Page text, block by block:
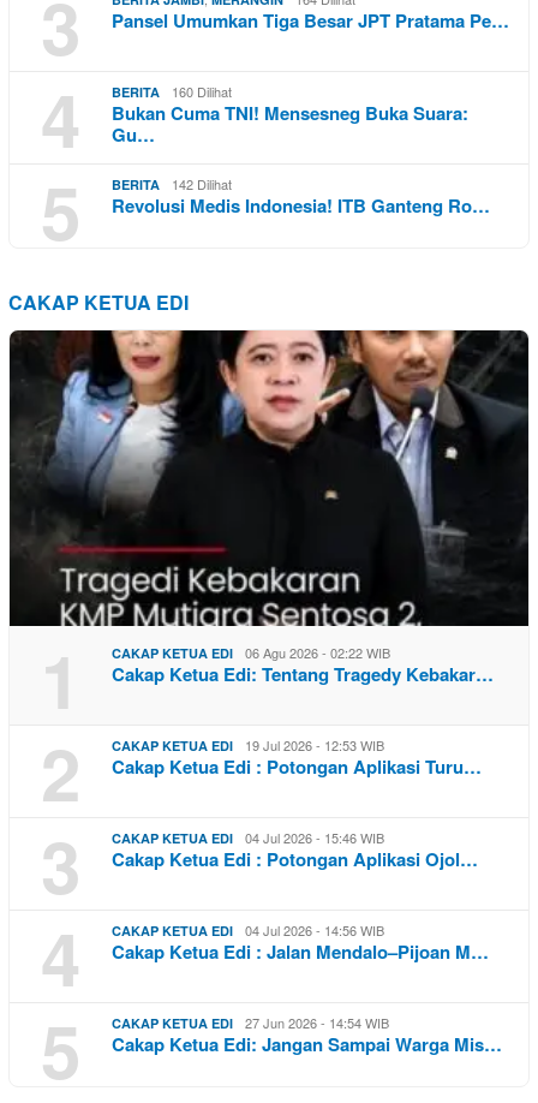
3 Pansel Umumkan Tiga Besar JPT Pratama Pe…
4 BERITA 160 Dilihat
Bukan Cuma TNI! Mensesneg Buka Suara:
Gu…
5 BERITA 142 Dilihat
Revolusi Medis Indonesia! ITB Ganteng Ro…
CAKAP KETUA EDI
1 CAKAP KETUA EDI 06 Agu 2026 - 02:22 WIB
Cakap Ketua Edi: Tentang Tragedy Kebakar…
2 CAKAP KETUA EDI 19 Jul 2026 - 12:53 WIB
Cakap Ketua Edi : Potongan Aplikasi Turu…
3 CAKAP KETUA EDI 04 Jul 2026 - 15:46 WIB
Cakap Ketua Edi : Potongan Aplikasi Ojol…
4 CAKAP KETUA EDI 04 Jul 2026 - 14:56 WIB
Cakap Ketua Edi : Jalan Mendalo–Pijoan M…
5 CAKAP KETUA EDI 27 Jun 2026 - 14:54 WIB
Cakap Ketua Edi: Jangan Sampai Warga Mis…